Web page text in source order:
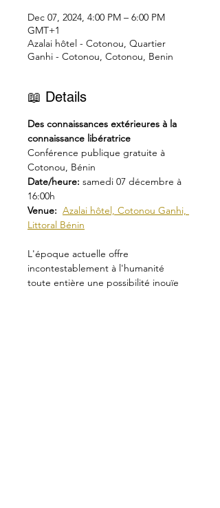
Dec 07, 2024, 4:00 PM – 6:00 PM
GMT+1
Azalai hôtel - Cotonou, Quartier
Ganhi - Cotonou, Cotonou, Benin
📖 Details
Des connaissances extérieures à la
connaissance libératrice
Conférence publique gratuite à
Cotonou, Bénin
Date/heure: samedi 07 décembre à
16:00h
Venue: Azalai hôtel, Cotonou Ganhi,
Littoral Bénin
L'époque actuelle offre
incontestablement à l'humanité
toute entière une possibilité inouïe